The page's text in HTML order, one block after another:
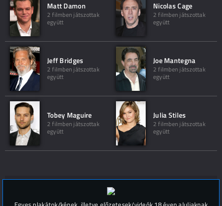
Matt Damon
2 filmben játszottak
együtt
Nicolas Cage
2 filmben játszottak
együtt
Jeff Bridges
2 filmben játszottak
együtt
Joe Mantegna
2 filmben játszottak
együtt
Tobey Maguire
2 filmben játszottak
együtt
Julia Stiles
2 filmben játszottak
együtt
Hozzászólások (